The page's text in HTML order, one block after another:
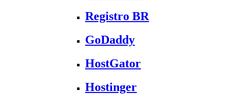
Registro BR
GoDaddy
HostGator
Hostinger